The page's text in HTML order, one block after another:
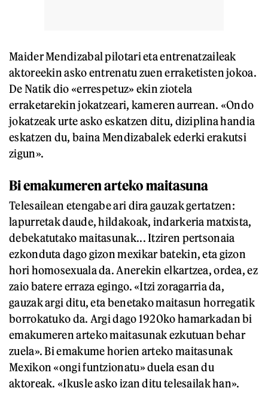
Maider Mendizabal pilotari eta entrenatzaileak
aktoreekin asko entrenatu zuen erraketisten jokoa.
De Natik dio «errespetuz» ekin ziotela
erraketarekin jokatzeari, kameren aurrean. «Ondo
jokatzeak urte asko eskatzen ditu, diziplina handia
eskatzen du, baina Mendizabalek ederki erakutsi
zigun».
Bi emakumeren arteko maitasuna
Telesailean etengabe ari dira gauzak gertatzen:
lapurretak daude, hildakoak, indarkeria matxista,
debekatutako maitasunak... Itziren pertsonaia
ezkonduta dago gizon mexikar batekin, eta gizon
hori homosexuala da. Anerekin elkartzea, ordea, ez
zaio batere erraza egingo. «Itzi zoragarria da,
gauzak argi ditu, eta benetako maitasun horregatik
borrokatuko da. Argi dago 1920ko hamarkadan bi
emakumeren arteko maitasunak ezkutuan behar
zuela». Bi emakume horien arteko maitasunak
Mexikon «ongi funtzionatu» duela esan du
aktoreak. «Ikusle asko izan ditu telesailak han».